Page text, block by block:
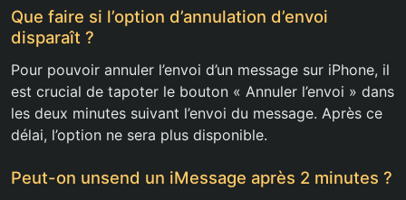
Que faire si l’option d’annulation d’envoi
disparaît ?
Pour pouvoir annuler l’envoi d’un message sur iPhone, il
est crucial de tapoter le bouton « Annuler l’envoi » dans
les deux minutes suivant l’envoi du message. Après ce
délai, l’option ne sera plus disponible.
Peut-on unsend un iMessage après 2 minutes ?